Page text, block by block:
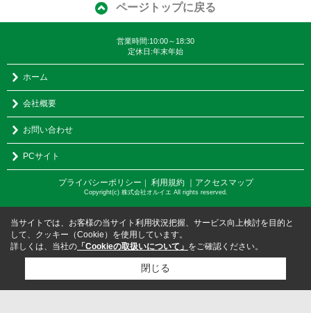
ページトップに戻る
営業時間:10:00～18:30
定休日:年末年始
ホーム
会社概要
お問い合わせ
PCサイト
プライバシーポリシー ｜ 利用規約 ｜アクセスマップ
Copyright(c) 株式会社オルイエ All rights reserved.
当サイトでは、お客様の当サイト利用状況把握、サービス向上検討を目的と
して、クッキー（Cookie）を使用しています。
詳しくは、当社の 「Cookieの取扱いについて」 をご確認ください。
閉じる